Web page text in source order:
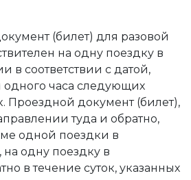
(билет) для разовой
на одну поездку в
в соответствии с датой,
одного часа следующих
Проездной документ (билет),
туда и обратно,
одной поездки в
одну поездку в
в течение суток, указанных